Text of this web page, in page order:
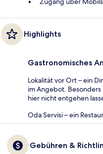
Highlights
Gastronomisches
Lokalität vor Ort – ein
im Angebot.
hier nicht entgehen
Oda Servisi – ein
Gebühren &